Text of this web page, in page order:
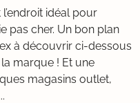
idéal pour
pas cher. Un bon plan
à découvrir ci-dessous
marque ! Et une
magasins outlet,